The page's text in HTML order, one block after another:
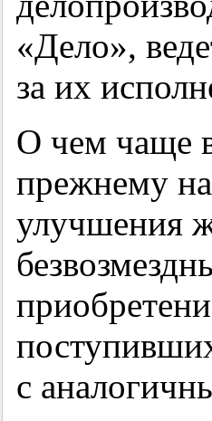
«Дело»,
за их
О чем чаще
прежнему
улучшения
с